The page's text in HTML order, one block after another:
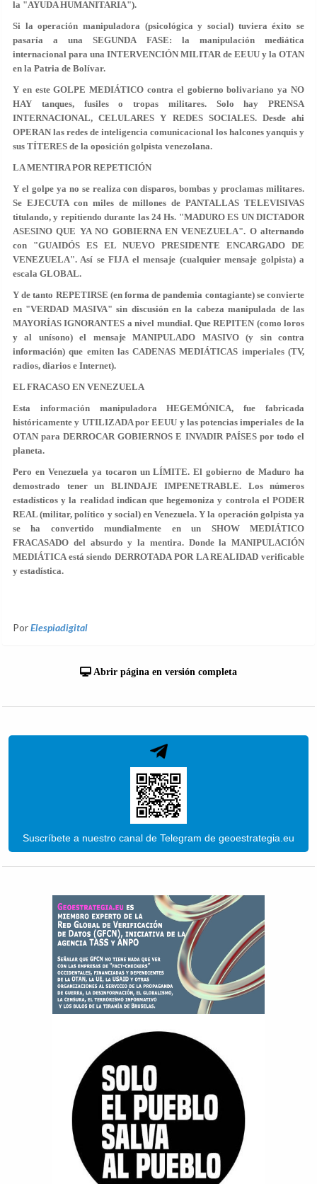
la "AYUDA HUMANITARIA").
Si la operación manipuladora (psicológica y social) tuviera éxito se
pasaría a una SEGUNDA FASE: la manipulación mediática
internacional para una INTERVENCIÓN MILITAR de EEUU y la OTAN
en la Patria de Bolívar.
Y en este GOLPE MEDIÁTICO contra el gobierno bolivariano ya NO
HAY tanques, fusiles o tropas militares. Solo hay PRENSA
INTERNACIONAL, CELULARES Y REDES SOCIALES. Desde ahi
OPERAN las redes de inteligencia comunicacional los halcones yanquis y
sus TÍTERES de la oposición golpista venezolana.
LA MENTIRA POR REPETICIÓN
Y el golpe ya no se realiza con disparos, bombas y proclamas militares.
Se EJECUTA con miles de millones de PANTALLAS TELEVISIVAS
titulando, y repitiendo durante las 24 Hs. "MADURO ES UN DICTADOR
ASESINO QUE YA NO GOBIERNA EN VENEZUELA". O alternando
con "GUAIDÓS ES EL NUEVO PRESIDENTE ENCARGADO DE
VENEZUELA". Así se FIJA el mensaje (cualquier mensaje golpista) a
escala GLOBAL.
Y de tanto REPETIRSE (en forma de pandemia contagiante) se convierte
en "VERDAD MASIVA" sin discusión en la cabeza manipulada de las
MAYORÍAS IGNORANTES a nivel mundial. Que REPITEN (como loros
y al unísono) el mensaje MANIPULADO MASIVO (y sin contra
información) que emiten las CADENAS MEDIÁTICAS imperiales (TV,
radios, diarios e Internet).
EL FRACASO EN VENEZUELA
Esta información manipuladora HEGEMÓNICA, fue fabricada
históricamente y UTILIZADA por EEUU y las potencias imperiales de la
OTAN para DERROCAR GOBIERNOS E INVADIR PAÍSES por todo el
planeta.
Pero en Venezuela ya tocaron un LÍMITE. El gobierno de Maduro ha
demostrado tener un BLINDAJE IMPENETRABLE. Los números
estadísticos y la realidad indican que hegemoniza y controla el PODER
REAL (militar, político y social) en Venezuela. Y la operación golpista ya
se ha convertido mundialmente en un SHOW MEDIÁTICO
FRACASADO del absurdo y la mentira. Donde la MANIPULACIÓN
MEDIÁTICA está siendo DERROTADA POR LA REALIDAD verificable
y estadística.
PorElespiadigital
Abrir página en versión completa
Suscríbete a nuestro canal de Telegram de geoestrategia.eu